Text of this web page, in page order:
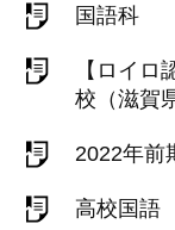
国語科
【ロイ
校（滋賀
2022年前
高校国語